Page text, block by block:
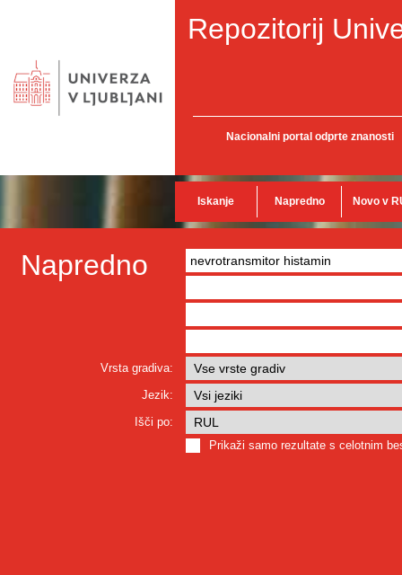
Repozitorij
Nacionalni portal odprte znanosti
Iskanje Napredno Novo v
Napredno
Vrsta gradiva:
Jezik:
Išči po:
Prikaži samo rezultate s celotnim